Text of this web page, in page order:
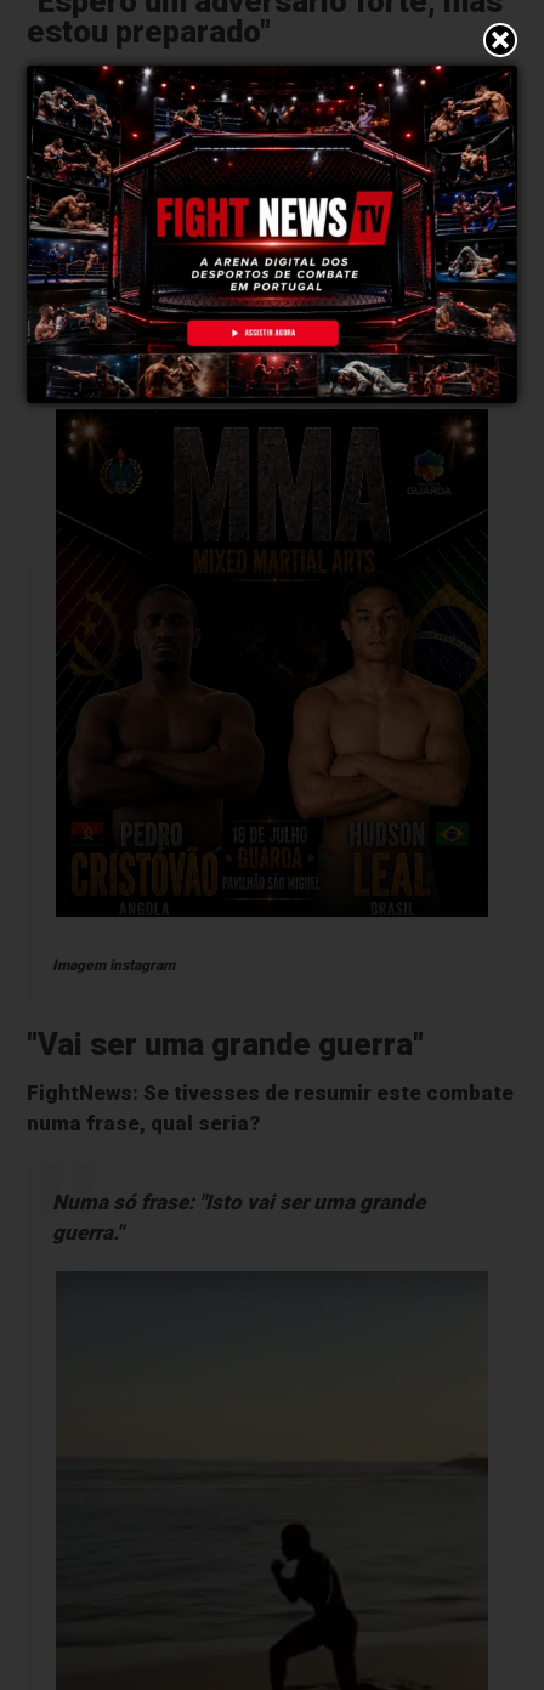
estou preparado"
FightNews: O que conheces do jogo do teu
adversário e que tipo de combate esperas no dia
18 de julho?
Sei que ele também é um atleta versátil e
acredito que tem um bom jogo. Sei que já
lutou numa edição daFighter Combat League,
onde somou uma vitória e uma derrota, e
também sei que a sua especialidade é oMuay
Thai.
Imagem instagram
"Vai ser uma grande guerra"
FightNews: Se tivesses de resumir este combate
numa frase, qual seria?
Numa só frase: "Isto vai ser uma grande
guerra."